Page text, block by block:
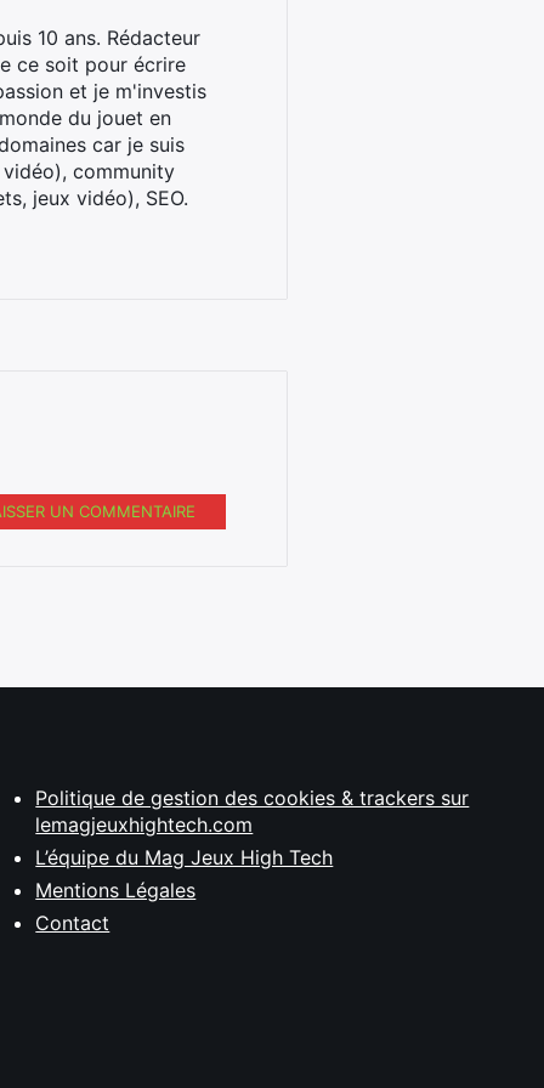
10 ans. Rédacteur
ce soit pour écrire
et je m'investis
du jouet en
car je suis
community
jeux vidéo), SEO.
UN COMMENTAIRE
Politique de gestion des cookies & trackers sur
lemagjeuxhightech.com
L’équipe du Mag Jeux High Tech
Mentions Légales
Contact